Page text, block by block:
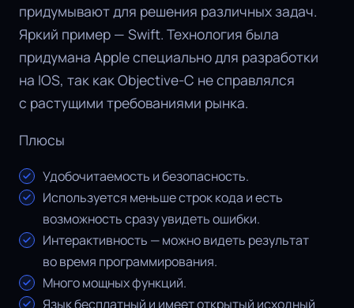
придумывают для решения различных задач.
Яркий пример — Swift. Технология была
придумана Apple специально для разработки
на IOS, так как Objective-C не справлялся
с растущими требованиями рынка.
Плюсы
Удобочитаемость и безопасность.
Используется меньше строк кода и есть
возможность сразу увидеть ошибки.
Интерактивность — можно видеть результат
во время программирования.
Много мощных функций.
Язык бесплатный и имеет открытый исходный